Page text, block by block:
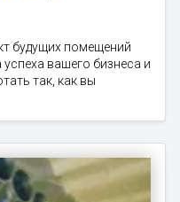
будущих помещений
вашего бизнеса и
так, как вы